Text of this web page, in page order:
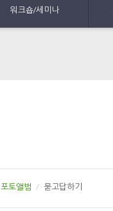
워크숍/세미나
포토앨범 묻고답하기